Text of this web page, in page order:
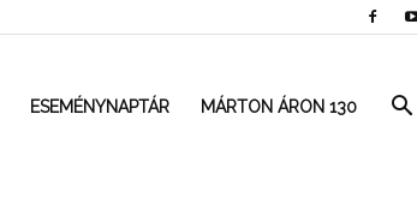
ESEMÉNYNAPTÁR MÁRTON ÁRON 130